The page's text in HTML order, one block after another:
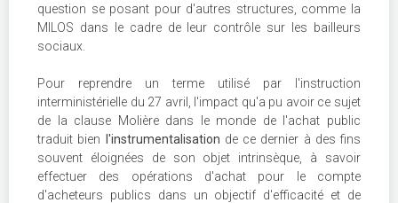
question se posant pour d'autres structures, comme la
MILOS dans le cadre de leur contrôle sur les bailleurs
sociaux.
Pour reprendre un terme utilisé par l'instruction
interministérielle du 27 avril, l'impact qu'a pu avoir ce sujet
de la clause Molière dans le monde de l'achat public
traduit bien
l'instrumentalisation de ce dernier à des fins
souvent éloignées de son objet intrinsèque, à savoir
effectuer des opérations d'achat pour le compte
d'acheteurs publics dans un objectif d'efficacité et de